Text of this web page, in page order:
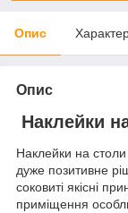
Опис
Опис
Наклейки
Наклейки на
дуже позитивне
соковиті якісні
приміщення